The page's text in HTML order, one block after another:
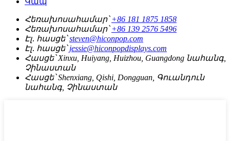
Հեռախոսահամար՝ +86 181 1875 1858
Հեռախոսահամար՝ +86 139 2576 5496
Էլ․ հասցե՝ steven@hiconpop.com
Էլ․ հասցե՝ jessie@hiconpopdisplays.com
Հասցե՝ Xinxu, Huiyang, Huizhou, Guangdong նահանգ,
Չինաստան
Հասցե՝ Shenxiang, Qishi, Dongguan, Գուանդուն
նահանգ, Չինաստան